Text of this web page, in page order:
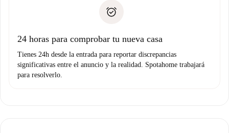
Prueba de solvencia
no nos comunicas ningún problema.
24 horas para comprobar tu nueva casa
Tienes 24h desde la entrada para reportar discrepancias
significativas entre el anuncio y la realidad. Spotahome trabajará
para resolverlo.